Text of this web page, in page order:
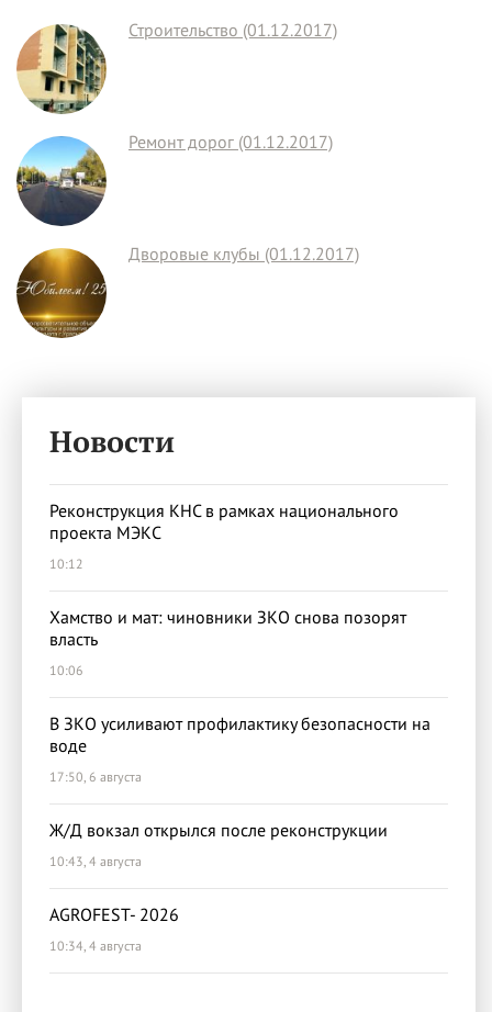
Строительство (01.12.2017)
Ремонт дорог (01.12.2017)
Дворовые клубы (01.12.2017)
Новости
Реконструкция КНС в рамках национального
проекта МЭКС
10:12
Хамство и мат: чиновники ЗКО снова позорят
власть
10:06
В ЗКО усиливают профилактику безопасности на
воде
17:50, 6 августа
Ж/Д вокзал открылся после реконструкции
10:43, 4 августа
AGROFEST- 2026
10:34, 4 августа